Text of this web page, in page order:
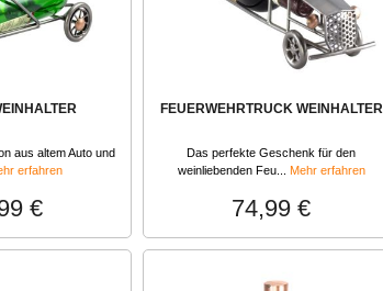
aus altem Auto und
erfahren
€
FEUERWEHRTRUCK WEINHALTER
Das perfekte Geschenk für den
weinliebenden Feu... Mehr erfahren
74,99 €